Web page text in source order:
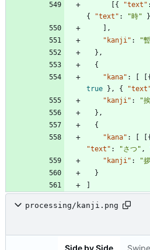
{ "text" :
{
"text" : "時" }
,
"kanji" :
"
} ,
{
"kana" : {
true
} , {
"kanji" :
"
} ,
{
"kana" : {
"text" : "さつ" ,
"kanji" :
"
}
processing/kanji.png
Side by Side Swipe